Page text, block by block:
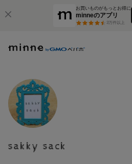
お買いものがもっとお得に
minneのアプリ
3万件以上
sakky sack